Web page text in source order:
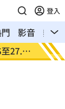
登入
影音
熱搜
27.12
AI和